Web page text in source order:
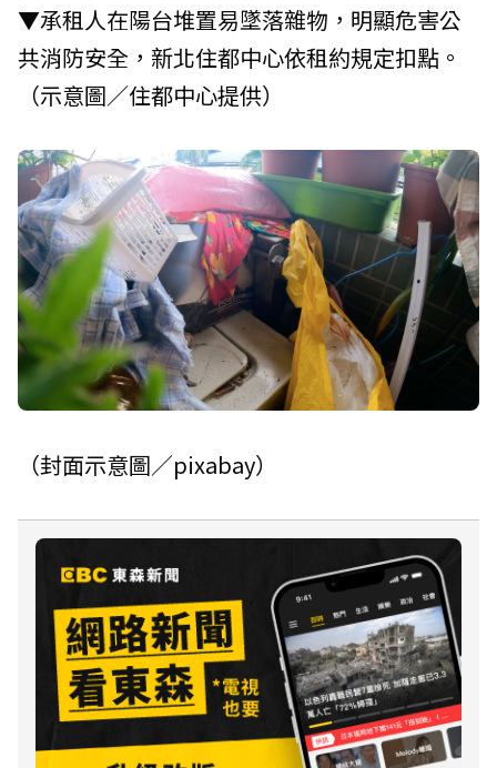
▼承租人在陽台堆置易墜落雜物，明顯危害公
共消防安全，新北住都中心依租約規定扣點。
（示意圖／住都中心提供）
（封面示意圖／pixabay）